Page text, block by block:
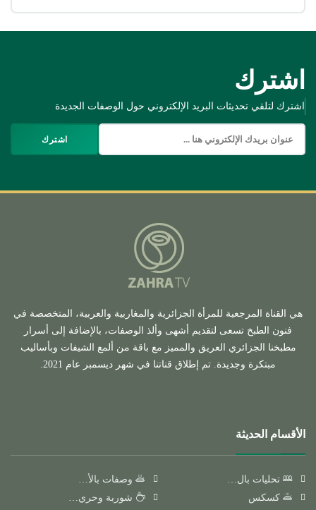
اشترك
اشترك لتلقي تحديثات البريد الإلكتروني حول الوصفات الجديدة
اشترك
هي القناة المرجعية للمرأة الجزائرية والمغاربية والعربية، المتخصصة في
فنون الطبخ تسعى لتقديم أشهى وألذ الوصفات، بالإضافة إلى أسرار
مطبخنا الجزائري العريق والمميز مع باقة من ألمع الشيفات وبأساليب
مبتكرة وجديدة. تم إطلاق قناتنا في شهر ديسمبر عام 2021.
الأقسام الحديثة
وصفات بالأ…
تحليات بال…
شوربة وحري…
كسكس